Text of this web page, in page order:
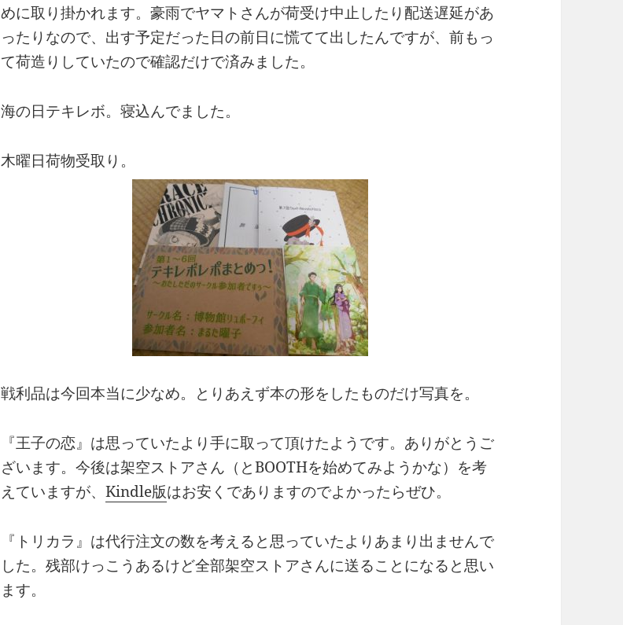
めに取り掛かれます。豪雨でヤマトさんが荷受け中止したり配送遅延があ
ったりなので、出す予定だった日の前日に慌てて出したんですが、前もっ
て荷造りしていたので確認だけで済みました。
海の日テキレボ。寝込んでました。
木曜日荷物受取り。
戦利品は今回本当に少なめ。とりあえず本の形をしたものだけ写真を。
『王子の恋』は思っていたより手に取って頂けたようです。ありがとうご
ざいます。今後は架空ストアさん（とBOOTHを始めてみようかな）を考
えていますが、Kindle版はお安くでありますのでよかったらぜひ。
『トリカラ』は代行注文の数を考えると思っていたよりあまり出ませんで
した。残部けっこうあるけど全部架空ストアさんに送ることになると思い
ます。